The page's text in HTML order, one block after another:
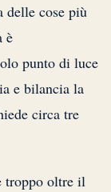
delle cose più
è
punto di luce
e bilancia la
circa tre
troppo oltre il